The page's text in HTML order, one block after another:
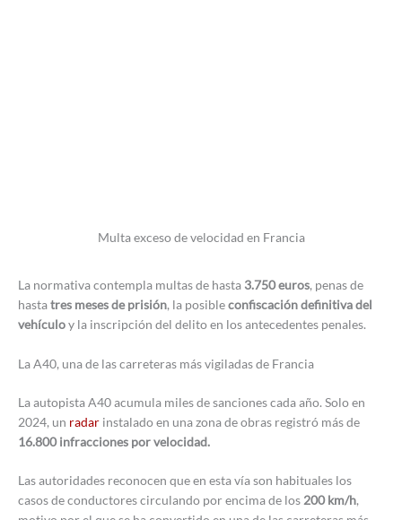
Multa exceso de velocidad en Francia
La normativa contempla multas de hasta 3.750 euros, penas de
hastatres meses de prisión, la posibleconfiscación definitiva del
vehículoy la inscripción del delito en los antecedentes penales.
La A40, una de las carreteras más vigiladas de Francia
La autopista A40 acumula miles de sanciones cada año. Solo en
2024, un radar instalado en una zona de obras registró más de
16.800 infracciones por velocidad.
Las autoridades reconocen que en esta vía son habituales los
casos de conductores circulando por encima de los 200 km/h,